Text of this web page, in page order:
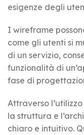
esigenze degli
I wireframe
come gli utenti si
di un servizio,
funzionalità di
fase di
Attraverso
la struttura e
chiaro e intuitivo.